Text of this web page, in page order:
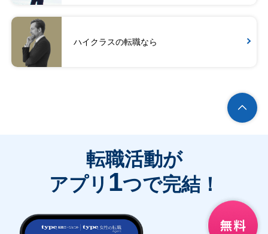
ハイクラスの転職なら
転職活動が
アプリ 1つで完結！